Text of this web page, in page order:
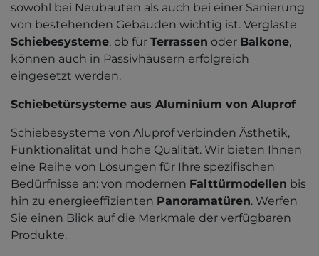
sowohl bei Neubauten als auch bei einer Sanierung
von bestehenden Gebäuden wichtig ist. Verglaste
Schiebesysteme, ob für Terrassen oder Balkone,
können auch in Passivhäusern erfolgreich
eingesetzt werden.
Schiebetürsysteme aus Aluminium von Aluprof
Schiebesysteme von Aluprof verbinden Ästhetik,
Funktionalität und hohe Qualität. Wir bieten Ihnen
eine Reihe von Lösungen für Ihre spezifischen
Bedürfnisse an: von modernen Falttürmodellen bis
hin zu energieeffizienten Panoramatüren. Werfen
Sie einen Blick auf die Merkmale der verfügbaren
Produkte.